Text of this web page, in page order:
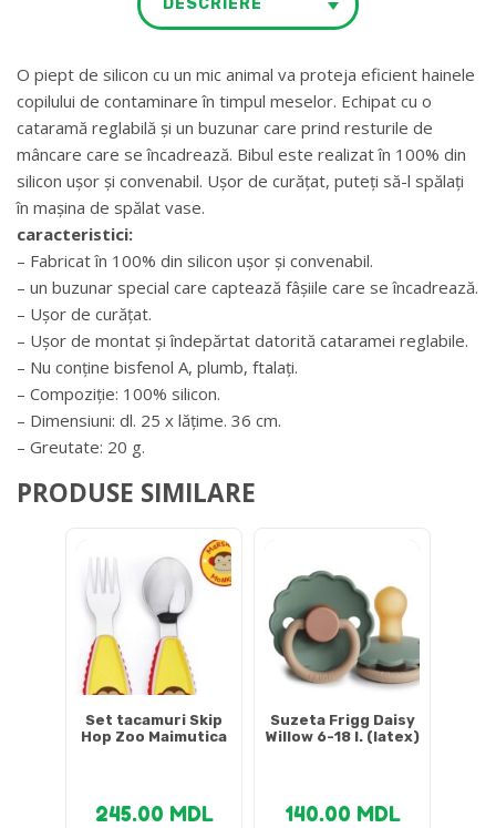
O piept de silicon cu un mic animal va proteja eficient hainele
copilului de contaminare în timpul meselor. Echipat cu o
cataramă reglabilă și un buzunar care prind resturile de
mâncare care se încadrează. Bibul este realizat în 100% din
silicon ușor și convenabil. Ușor de curățat, puteți să-l spălați
în mașina de spălat vase.
caracteristici:
– Fabricat în 100% din silicon ușor și convenabil.
– un buzunar special care captează fâșiile care se încadrează.
– Ușor de curățat.
– Ușor de montat și îndepărtat datorită cataramei reglabile.
– Nu conține bisfenol A, plumb, ftalați.
– Compoziție: 100% silicon.
– Dimensiuni: dl. 25 x lățime. 36 cm.
– Greutate: 20 g.
PRODUSE SIMILARE
Set tacamuri Skip
Hop Zoo Maimutica
245.00 MDL
Suzeta Frigg Daisy
Willow 6-18 l. (latex)
140.00 MDL